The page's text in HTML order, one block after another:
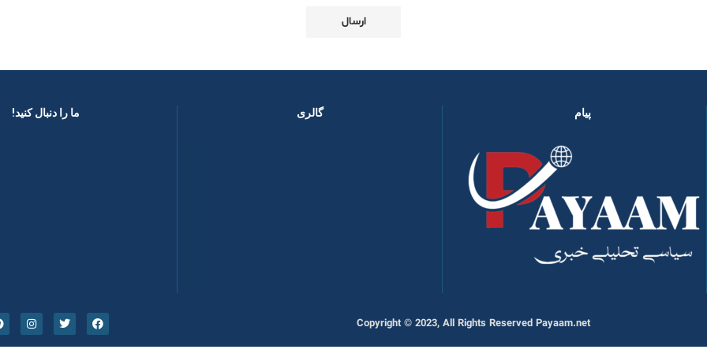
پیام گالری ما را دنبال کنید! ​
Copyright © 2023, All Rights Reserved Payaam.net